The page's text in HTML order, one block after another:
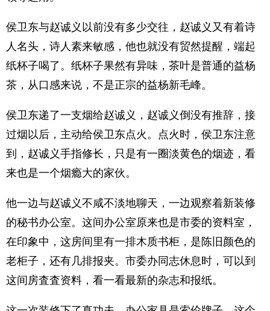
侯卫东与赵诚义以前没有多少交往，赵诚义又有着诗
人名头，诗人素来敏感，他也就没有贸然提醒，端起
纸杯子喝了。纸杯子果然有异味，茶叶是普通的益杨
茶，从口感来说，不是正宗的益杨新毛峰。
侯卫东递了一支烟给赵诚义，赵诚义倒没有推辞，接
过烟以后，主动给侯卫东点火。点火时，侯卫东注意
到，赵诚义手指修长，只是有一圈淡黄色的烟迹，看
来也是一个烟瘾大的家伙。
他一边与赵诚义不咸不淡地聊天，一边观察着新装修
的秘书办公室。这间办公室原来也是市委的资料室，
在印象中，这房间里有一排木质书柜，是陈旧颜色的
老柜子，还有几排报夹。市委办同志休息时，可以到
这间房査査资料，看一看最新的杂志和报纸。